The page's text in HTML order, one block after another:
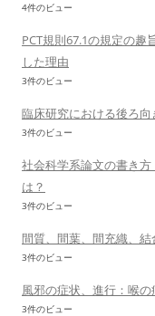
4件のビュー
PCT規則67.1の規定の
した理由
3件のビュー
臨床研究における後ろ
3件のビュー
社会科学系論文の書き
は？
3件のビュー
間質、間葉、間充織、
3件のビュー
風邪の症状、進行：喉
3件のビュー